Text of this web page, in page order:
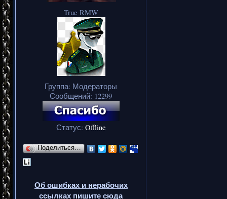
True RMW
Группа: Модераторы
Сообщений: 12299
Статус: Offline
Поделиться…
Об ошибках и нерабочих
ссылках пишите сюда